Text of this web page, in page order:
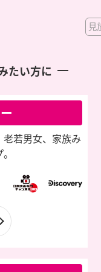
たい方に
若男女、家族み